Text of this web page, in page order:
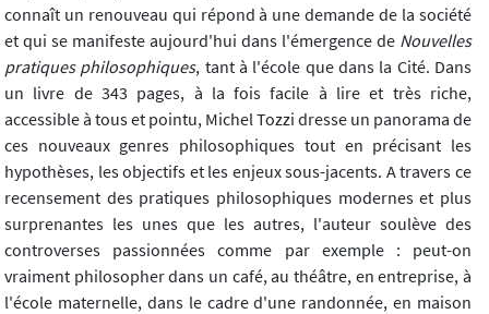
connaît un renouveau qui répond à une demande de la société
et qui se manifeste aujourd'hui dans l'émergence de Nouvelles
pratiques philosophiques, tant à l'école que dans la Cité. Dans
un livre de 343 pages, à la fois facile à lire et très riche,
accessible à tous et pointu, Michel Tozzi dresse un panorama de
ces nouveaux genres philosophiques tout en précisant les
hypothèses, les objectifs et les enjeux sous-jacents. A travers ce
recensement des pratiques philosophiques modernes et plus
surprenantes les unes que les autres, l'auteur soulève des
controverses passionnées comme par exemple : peut-on
vraiment philosopher dans un café, au théâtre, en entreprise, à
l'école maternelle, dans le cadre d'une randonnée, en maison